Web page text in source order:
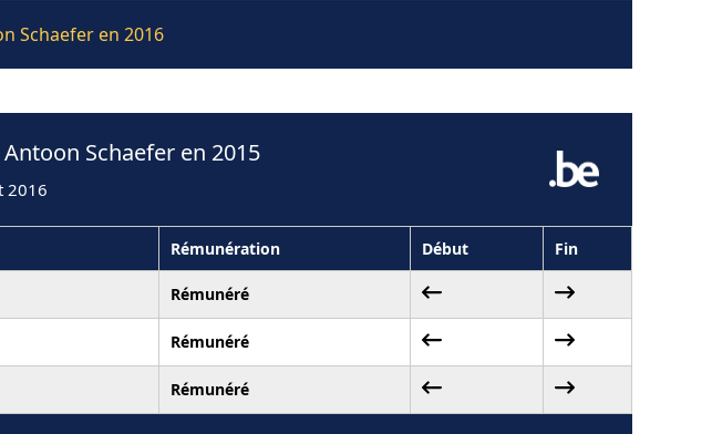
Schaefer en 2016
Schaefer en 2015
2016
Rémunération Début Fin
Rémunéré
Rémunéré
Rémunéré